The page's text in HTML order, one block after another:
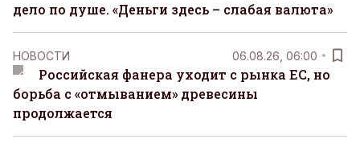
дело по душе. «Деньги здесь – слабая валюта»
НОВОСТИ 06.08.26, 06:00
Российская фанера уходит с рынка ЕС, но
борьба с «отмыванием» древесины
продолжается